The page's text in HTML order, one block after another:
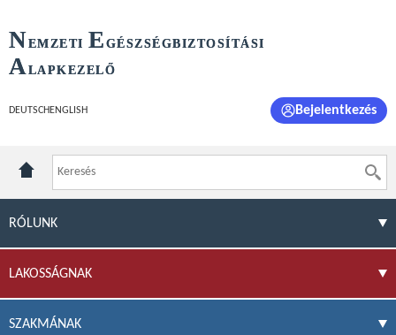
NEMZETI E GÉSZSÉGBIZTOSÍTÁSI
ALAPKEZELŐ
DEUTSCH ENGLISH Bejelentkezés
RÓLUNK
LAKOSSÁGNAK
SZAKMÁNAK